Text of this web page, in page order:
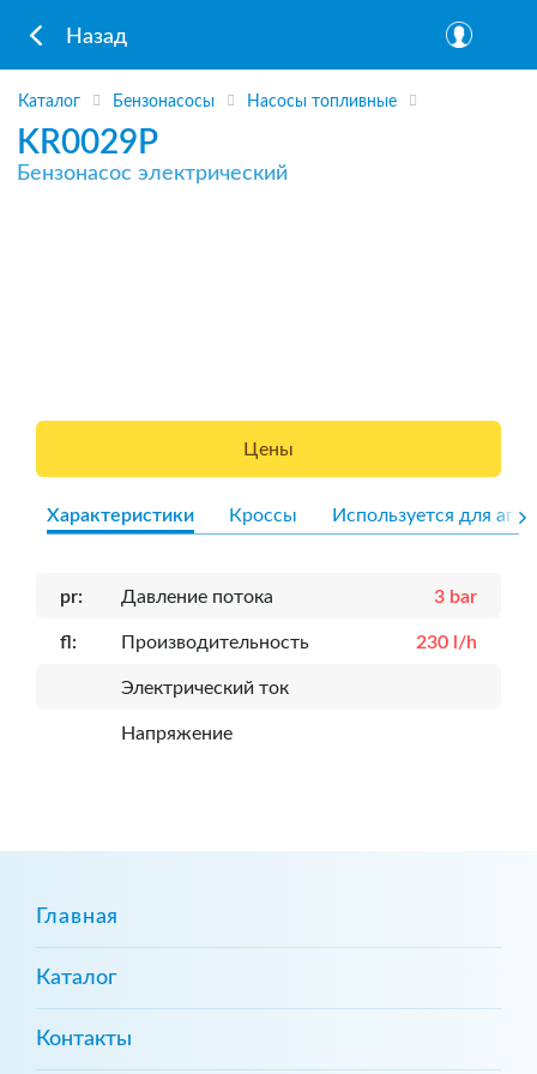
Назад
Каталог Бензонасосы Насосы топливные
KR0029P
Бензонасос электрический
Цены
Характеристики Кроссы Используется для
pr: Давление потока 3 bar
fl: Производительность 230 l/h
Электрический ток
Напряжение
Главная
Каталог
Контакты